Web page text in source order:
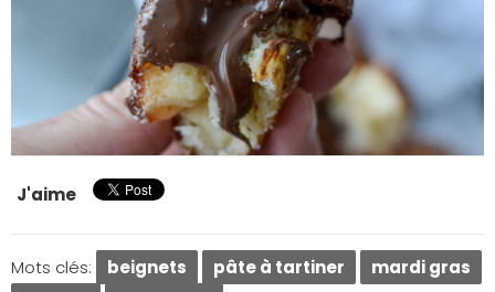
J'aime
Mots clés: beignets pâte à tartiner
mardi gras